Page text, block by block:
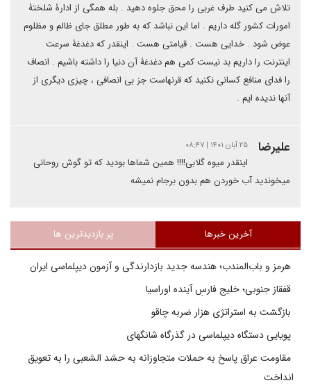
تلاش می کنید طرف غربی را محق جلوه دهید . بله همگی از ادارۀ شلختۀ
امورات کشور گله داریم . اما این نباشد که به طور مطلق جای ظالم و مظلوم
عوض شود . خدایی هست . قیامتی هست . اینقدر که دغدغۀ سرعت
اینترنت را داریم بد نیست کمی هم دغدغۀ آن دنیا را داشته باشیم . انصاف
را فدای منافع کسانی نکنید که قرنهاست جز بی انصافی ، چیزی دیگری از
آنها ندیده ایم .
علیرضا ۲۵ آبان ۱۴۰۱ | ۰۸:۴۷
اینقدر میوه گلابی!!!! همین شماها بودید که تو گوش روحانی
میخوندید آب خوردن هم بدون برجام نمیشه
آخرین خبرها پر بازدیدترین ها
هرمز و باب‌المندب؛ هندسه جدید بازدارندگی و آزمون دیپلماسی ایران
قفقاز جنوبی؛ خلیج فارسِ آینده اوراسیا
بازگشت به استراتژی هزار ضربه چاقو
پویایی دستگاه دیپلماسی در گذرگاه شانگهای
مقاومت عراق پاسخ به حملات متجاوزانه به حشد الشعبی را به تعویق
انداخت